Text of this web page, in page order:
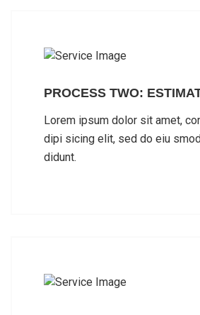
PROCESS TWO:
Lorem ipsum dolor sit amet,
dipi sicing elit, sed do eiu
didunt.